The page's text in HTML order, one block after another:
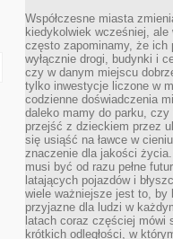
Współczesne miasta
kiedykolwiek wcześniej,
często zapominamy, że ich
wyłącznie drogi, budynki i
czy w danym miejscu
tylko inwestycje liczone w
codzienne doświadczenia
daleko mamy do parku,
przejść z dzieckiem przez
się usiąść na ławce w
znaczenie dla jakości
musi być od razu pełne
latających pojazdów i
wiele ważniejsze jest to, by
przyjazne dla ludzi w
latach coraz częściej mówi
krótkich odległości, w